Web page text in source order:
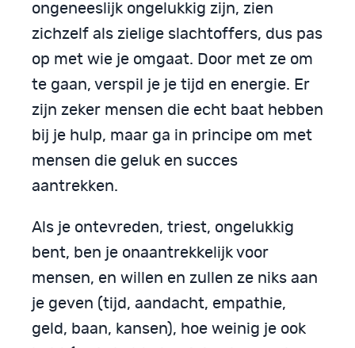
ongeneeslijk ongelukkig zijn, zien
zichzelf als zielige slachtoffers, dus pas
op met wie je omgaat. Door met ze om
te gaan, verspil je je tijd en energie. Er
zijn zeker mensen die echt baat hebben
bij je hulp, maar ga in principe om met
mensen die geluk en succes
aantrekken.
Als je ontevreden, triest, ongelukkig
bent, ben je onaantrekkelijk voor
mensen, en willen en zullen ze niks aan
je geven (tijd, aandacht, empathie,
geld, baan, kansen), hoe weinig je ook